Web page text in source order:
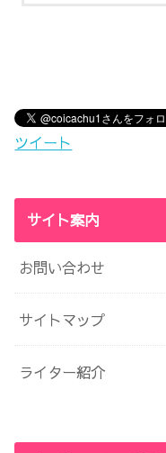
ツイート
サイト案内
お問い合わせ
サイトマップ
ライター紹介